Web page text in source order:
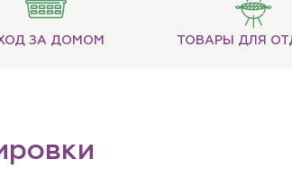
ЗА ДОМОМ ТОВАРЫ ДЛЯ